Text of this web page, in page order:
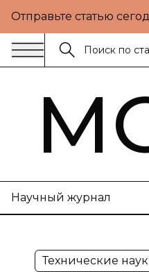
Отправьте статью
Научный журнал
Технические